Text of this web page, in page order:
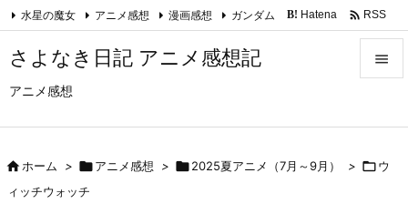
さよなき日記 アニメ感想記
アニメ感想

サイド
水星の魔女 アニメ感想 漫画感想 ガンダム B! Hatena  RSS
ホーム > アニメ感想 > 2025夏アニメ（7月～9月） > ウ
ィッチウォッチ